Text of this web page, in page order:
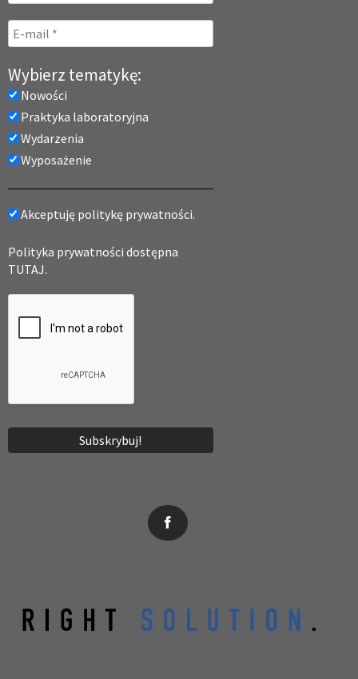
Wybierz tematykę:
Nowości
Praktyka laboratoryjna
Wydarzenia
Wyposażenie
Akceptuję politykę prywatności.
Polityka prywatności dostępna
TUTAJ.